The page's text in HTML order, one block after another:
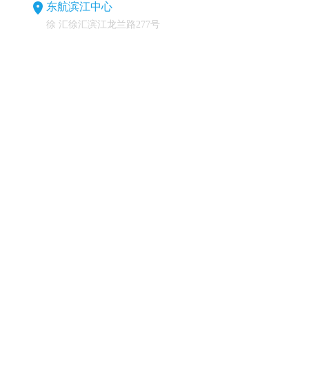
东航滨江中心
徐 汇徐汇滨江龙兰路277号